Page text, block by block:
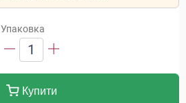
Упаковка
1
Купити